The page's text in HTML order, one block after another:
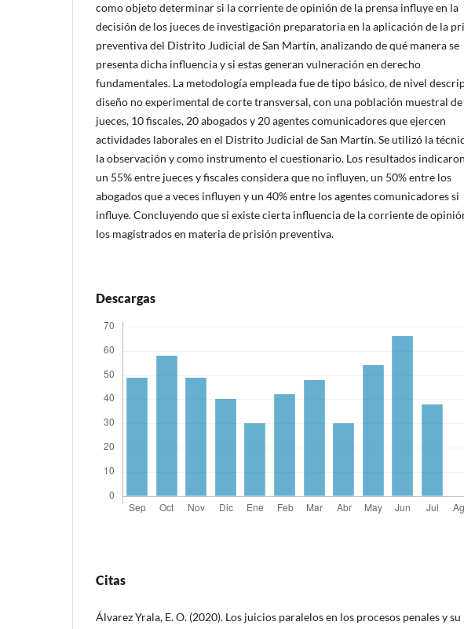
como objeto determinar si la corriente de opinión de la prensa influye en la
decisión de los jueces de investigación preparatoria en la aplicación de la
preventiva del Distrito Judicial de San Martín, analizando de qué manera se
presenta dicha influencia y si estas generan vulneración en derecho
fundamentales. La metodología empleada fue de tipo básico, de nivel
diseño no experimental de corte transversal, con una población muestral
jueces, 10 fiscales, 20 abogados y 20 agentes comunicadores que ejercen
actividades laborales en el Distrito Judicial de San Martín. Se utilizó la
la observación y como instrumento el cuestionario. Los resultados
un 55% entre jueces y fiscales considera que no influyen, un 50% entre los
abogados que a veces influyen y un 40% entre los agentes comunicadores si
influye. Concluyendo que si existe cierta influencia de la corriente de
los magistrados en materia de prisión preventiva.
Descargas
Citas
Álvarez Yrala, E. O. (2020). Los juicios paralelos en los procesos penales y su